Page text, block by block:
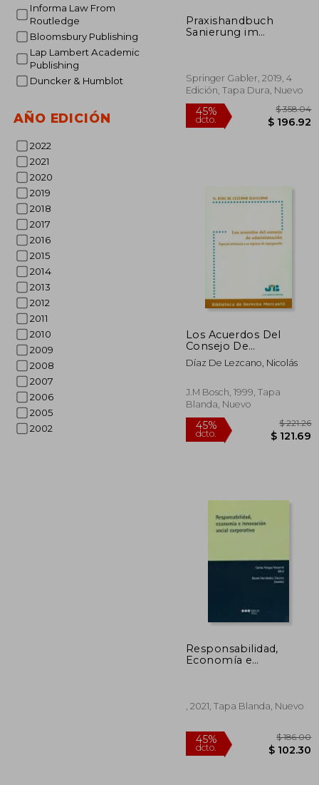
Informa Law From
Routledge
Bloomsbury Publishing
Lap Lambert Academic
Publishing
Duncker & Humblot
AÑO EDICIÓN
2022
2021
2020
2019
2018
2017
2016
2015
2014
2013
2012
2011
2010
2009
2008
2007
2006
2005
2002
Praxishandbuch
Sanierung im
Springer Gabler, 2019, 4
Edición, Tapa Dura, Nuevo
dcto. $
Los Acuerdos Del
Consejo De
Administración
Díaz De Lezcano, Nicolás
J.M Bosch, 1999, Tapa
Blanda, Nuevo
$
Responsabilidad,
Economía e
, 2021, Tapa Blanda, Nuevo